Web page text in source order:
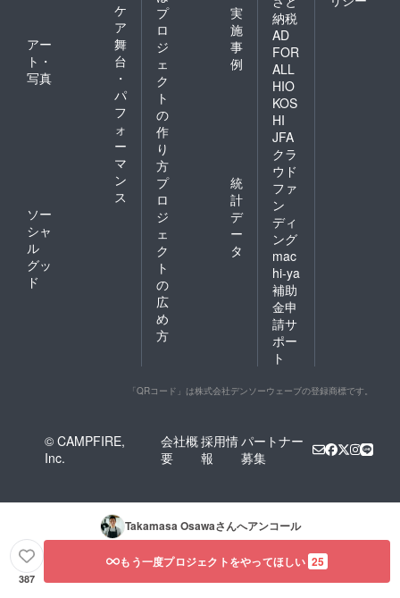
ケ
ア
アー
ト・
写真
舞
台
・
パ
フ
ォ
ー
マ
ン
ス
ソー
シャ
ル
グッ
ド
プ
ロ
ジ
ェ
ク
ト
の
作
り
方
実
施
事
例
プ
ロ
ジ
ェ
ク
ト
の
広
め
方
統
計
デ
ー
タ
納税
AD
FOR
ALL
HIO
KOS
HI
JFA
クラ
ウド
ファ
ン
ディ
ング
mac
hi-ya
補助
金申
請サ
ポー
ト
「QRコード」は株式会社デンソーウェーブの登録商標です。
© CAMPFIRE,
Inc.
会社概
要
採用情
報
パートナー
募集
Takamasa Osawaさんへアンコール
387
もう一度プロジェクトをやってほしい 25